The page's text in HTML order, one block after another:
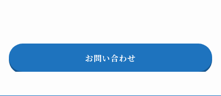
お問い合わせ